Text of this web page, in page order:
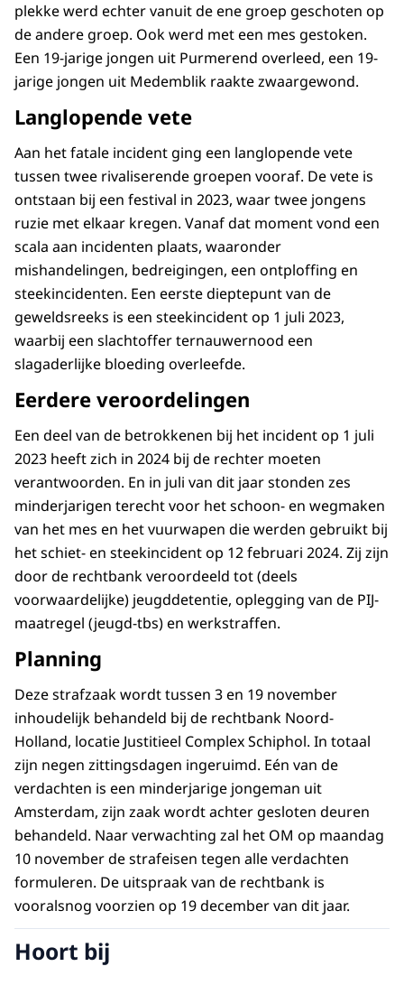
plekke werd echter vanuit de ene groep geschoten op
de andere groep. Ook werd met een mes gestoken.
Een 19-jarige jongen uit Purmerend overleed, een 19-
jarige jongen uit Medemblik raakte zwaargewond.
Langlopende vete
Aan het fatale incident ging een langlopende vete
tussen twee rivaliserende groepen vooraf. De vete is
ontstaan bij een festival in 2023, waar twee jongens
ruzie met elkaar kregen. Vanaf dat moment vond een
scala aan incidenten plaats, waaronder
mishandelingen, bedreigingen, een ontploffing en
steekincidenten. Een eerste dieptepunt van de
geweldsreeks is een steekincident op 1 juli 2023,
waarbij een slachtoffer ternauwernood een
slagaderlijke bloeding overleefde.
Eerdere veroordelingen
Een deel van de betrokkenen bij het incident op 1 juli
2023 heeft zich in 2024 bij de rechter moeten
verantwoorden. En in juli van dit jaar stonden zes
minderjarigen terecht voor het schoon- en wegmaken
van het mes en het vuurwapen die werden gebruikt bij
het schiet- en steekincident op 12 februari 2024. Zij zijn
door de rechtbank veroordeeld tot (deels
voorwaardelijke) jeugddetentie, oplegging van de PIJ-
maatregel (jeugd-tbs) en werkstraffen.
Planning
Deze strafzaak wordt tussen 3 en 19 november
inhoudelijk behandeld bij de rechtbank Noord-
Holland, locatie Justitieel Complex Schiphol. In totaal
zijn negen zittingsdagen ingeruimd. Eén van de
verdachten is een minderjarige jongeman uit
Amsterdam, zijn zaak wordt achter gesloten deuren
behandeld. Naar verwachting zal het OM op maandag
10 november de strafeisen tegen alle verdachten
formuleren. De uitspraak van de rechtbank is
vooralsnog voorzien op 19 december van dit jaar.
Hoort bij